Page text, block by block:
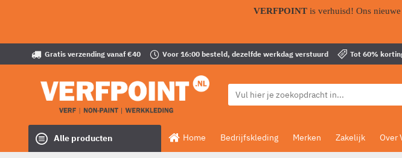
VERFPOINT is verhuisd! Ons
Gratis verzending vanaf €40 Voor 16:00 besteld, dezelfde werkdag verstuurd Tot 60%
Alle producten Home Bedrijfskleding Merken Zakelijk Over